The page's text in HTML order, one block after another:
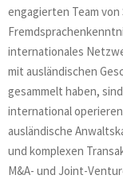
engagierten Team
internationales
mit ausländischen
gesammelt haben,
international
ausländische
und komplexen
M&A- und Joint-